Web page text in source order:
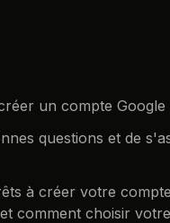
un compte Google
questions et de
à créer votre
comment choisir